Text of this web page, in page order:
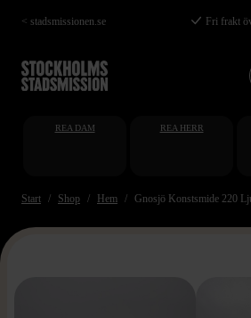
Hoppa
till
huvudinnehåll
< stadsmissionen.se Fri frakt
REA DAM REA HERR
Start Shop Hem Gnosjö Konstsmide 220